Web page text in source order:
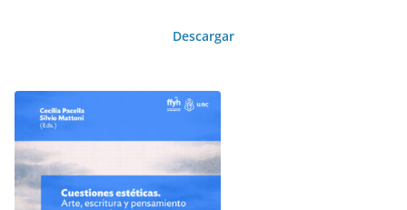
Descargar